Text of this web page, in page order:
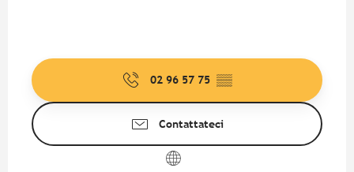
02 96 57 75 ▒▒
Contattateci